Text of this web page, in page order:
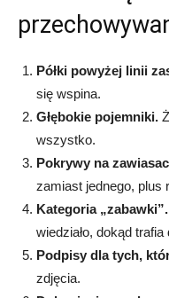
Półki powyżej linii
się wspina.
Głębokie pojemniki.
wszystko.
Pokrywy na
zamiast jednego, plus
Kategoria „zabawki”.
wiedziało, dokąd
Podpisy dla tych,
zdjęcia.